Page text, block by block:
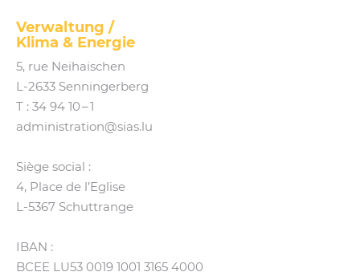
Verwaltung /
Klima & Energie
5, rue Neihaischen
L‑2633 Senningerberg
T : 34 94 10 – 1
administration@​sias.​lu
Siège social :
4, Place de l’Eglise
L‑5367 Schuttrange
IBAN :
BCEE LU53 0019 1001 3165 4000